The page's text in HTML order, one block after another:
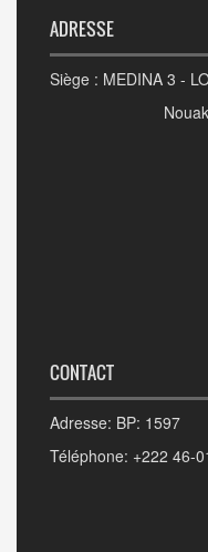
ADRESSE
Siège : MEDINA 3 -
CONTACT
Adresse: BP: 1597
Téléphone: +222 46-